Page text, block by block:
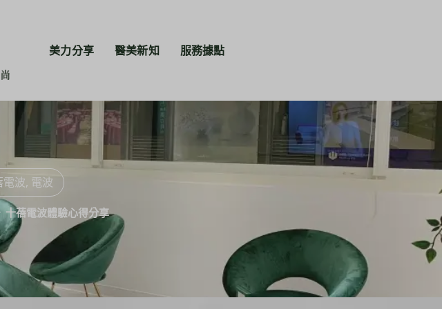
美力分享 醫美新知 服務據點
電波, 電波
十蓓電波體驗心得分享